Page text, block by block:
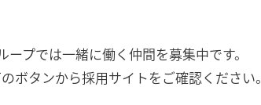
ープでは一緒に働く仲間を募集中です。
ボタンから採用サイトをご確認ください。